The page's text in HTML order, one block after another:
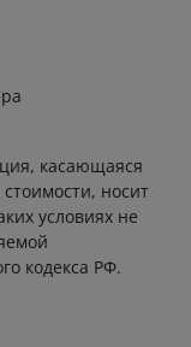
касающаяся
носит
условиях не
кодекса РФ.